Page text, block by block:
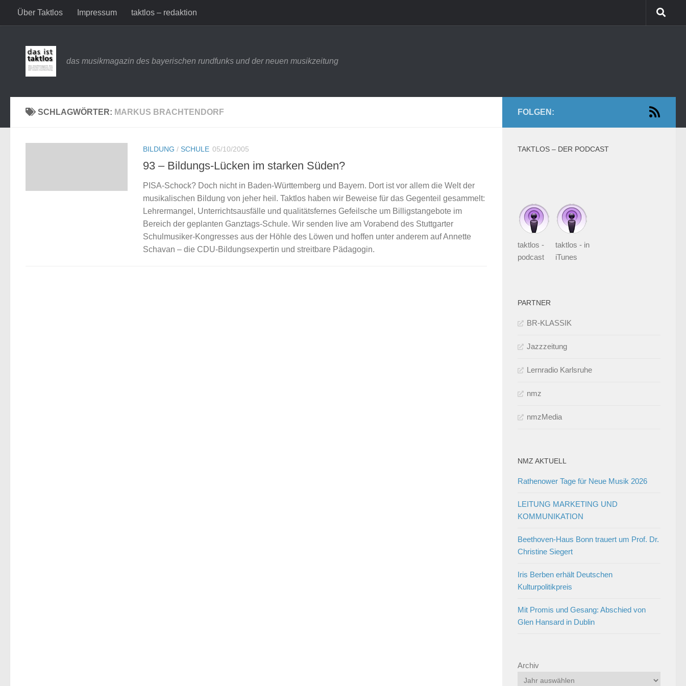
Zum Inhalt springen
Über Taktlos Impressum taktlos – redaktion
das musikmagazin des bayerischen rundfunks und der neuen musikzeitung
SCHLAGWÖRTER: MARKUS BRACHTENDORF
BILDUNG / SCHULE 05/10/2005
93 – Bildungs-Lücken im starken Süden?
PISA-Schock? Doch nicht in Baden-Württemberg und Bayern. Dort ist vor allem die Welt der
musikalischen Bildung von jeher heil. Taktlos haben wir Beweise für das Gegenteil gesammelt:
Lehrermangel, Unterrichtsausfälle und qualitätsfernes Gefeilsche um Billigstangebote im
Bereich der geplanten Ganztags-Schule. Wir senden live am Vorabend des Stuttgarter
Schulmusiker-Kongresses aus der Höhle des Löwen und hoffen unter anderem auf Annette
Schavan – die CDU-Bildungsexpertin und streitbare Pädagogin.
FOLGEN:
TAKTLOS – DER PODCAST
taktlos -
podcast
taktlos - in
iTunes
PARTNER
BR-KLASSIK
Jazzzeitung
Lernradio Karlsruhe
nmz
nmzMedia
NMZ AKTUELL
Rathenower Tage für Neue Musik 2026
LEITUNG MARKETING UND
KOMMUNIKATION
Beethoven-Haus Bonn trauert um Prof. Dr.
Christine Siegert
Iris Berben erhält Deutschen
Kulturpolitikpreis
Mit Promis und Gesang: Abschied von
Glen Hansard in Dublin
Archiv